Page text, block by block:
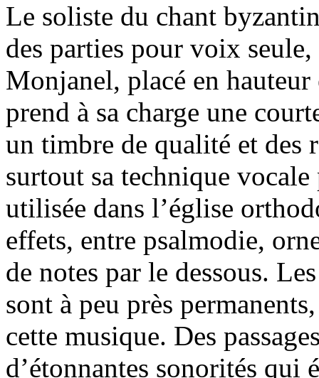
Le soliste du chant
des parties pour voix
Monjanel, placé en
prend à sa charge une
un timbre de qualité et des
surtout sa technique
utilisée dans l’église
effets, entre psalmodie,
de notes par le dessous.
sont à peu près
cette musique. Des
d’étonnantes sonorités qui